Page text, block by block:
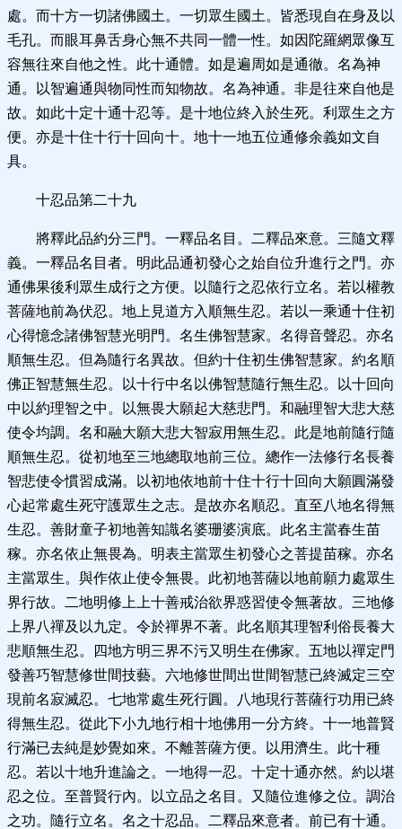
處。而十方一切諸佛國土。一切眾生國土。皆悉現自在身及以
毛孔。而眼耳鼻舌身心無不共同一體一性。如因陀羅網眾像互
容無往來自他之性。此十通體。如是遍周如是通徹。名為神
通。以智遍通與物同性而知物故。名為神通。非是往來自他是
故。如此十定十通十忍等。是十地位終入於生死。利眾生之方
便。亦是十住十行十回向十。地十一地五位通修余義如文自
具。
十忍品第二十九
將釋此品約分三門。一釋品名目。二釋品來意。三隨文釋
義。一釋品名目者。明此品通初發心之始自位升進行之門。亦
通佛果後利眾生成行之方便。以隨行之忍依行立名。若以權教
菩薩地前為伏忍。地上見道方入順無生忍。若以一乘通十住初
心得憶念諸佛智慧光明門。名生佛智慧家。名得音聲忍。亦名
順無生忍。但為隨行名異故。但約十住初生佛智慧家。約名順
佛正智慧無生忍。以十行中名以佛智慧隨行無生忍。以十回向
中以約理智之中。以無畏大願起大慈悲門。和融理智大悲大慈
使令均調。名和融大願大悲大智寂用無生忍。此是地前隨行隨
順無生忍。從初地至三地總取地前三位。總作一法修行名長養
智悲使令慣習成滿。以初地依地前十住十行十回向大願圓滿發
心起常處生死守護眾生之志。是故亦名順忍。直至八地名得無
生忍。善財童子初地善知識名婆珊婆演底。此名主當春生苗
稼。亦名依止無畏為。明表主當眾生初發心之菩提苗稼。亦名
主當眾生。與作依止使令無畏。此初地菩薩以地前願力處眾生
界行故。二地明修上上十善戒治欲界惑習使令無著故。三地修
上界八禪及以九定。令於禪界不著。此名順其理智利俗長養大
悲順無生忍。四地方明三界不污又明生在佛家。五地以禪定門
發善巧智慧修世間技藝。六地修世間出世間智慧已終滅定三空
現前名寂滅忍。七地常處生死行圓。八地現行菩薩行功用已終
得無生忍。從此下小九地行相十地佛用一分方終。十一地普賢
行滿已去純是妙覺如來。不離菩薩方便。以用濟生。此十種
忍。若以十地升進論之。一地得一忍。十定十通亦然。約以堪
忍之位。至普賢行內。以立品之名目。又隨位進修之位。調治
之功。隨行立名。名之十忍品。二釋品來意者。前已有十通。